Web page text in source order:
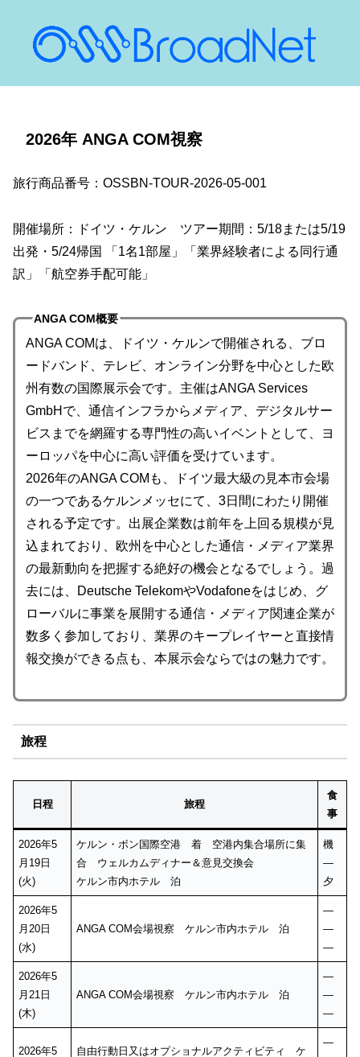
2026年 ANGA COM視察
旅行商品番号：OSSBN-TOUR-2026-05-001
開催場所：ドイツ・ケルン ツアー期間：5/18または5/19
出発・5/24帰国 「1名1部屋」「業界経験者による同行通
訳」「航空券手配可能」
ANGA COM概要
ANGA COMは、ドイツ・ケルンで開催される、ブロ
ードバンド、テレビ、オンライン分野を中心とした欧
州有数の国際展示会です。主催はANGA Services
GmbHで、通信インフラからメディア、デジタルサー
ビスまでを網羅する専門性の高いイベントとして、ヨ
ーロッパを中心に高い評価を受けています。
2026年のANGA COMも、ドイツ最大級の見本市会場
の一つであるケルンメッセにて、3日間にわたり開催
される予定です。出展企業数は前年を上回る規模が見
込まれており、欧州を中心とした通信・メディア業界
の最新動向を把握する絶好の機会となるでしょう。過
去には、Deutsche TelekomやVodafoneをはじめ、グ
ローバルに事業を展開する通信・メディア関連企業が
数多く参加しており、業界のキープレイヤーと直接情
報交換ができる点も、本展示会ならではの魅力です。
旅程
日程 旅程
食
事
2026年5
月19日
(火)
ケルン・ボン国際空港 着 空港内集合場所に集
合 ウェルカムディナー＆意見交換会
ケルン市内ホテル 泊
機
—
夕
2026年5
月20日
(水)
ANGA COM会場視察 ケルン市内ホテル 泊
—
—
—
2026年5
月21日
(木)
ANGA COM会場視察 ケルン市内ホテル 泊
—
—
—
2026年5
自由行動日又はオプショナルアクティビティ ケ
—